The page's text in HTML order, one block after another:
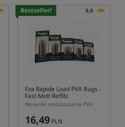
Bestseller! 5,0
Fox Rapide Load PVA Bags -
Fast Melt Refills
Woreczki rozpuszczalne PVA
16,49 PLN